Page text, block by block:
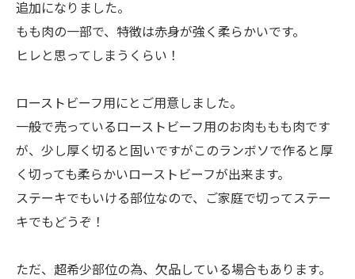
追加になりました。
もも肉の一部で、特徴は赤身が強く柔らかいです。
ヒレと思ってしまうくらい！
ローストビーフ用にとご用意しました。
一般で売っているローストビーフ用のお肉ももも肉です
が、少し厚く切ると固いですがこのランボソで作ると厚
く切っても柔らかいローストビーフが出来ます。
ステーキでもいける部位なので、ご家庭で切ってステー
キでもどうぞ！
ただ、超希少部位の為、欠品している場合もあります。